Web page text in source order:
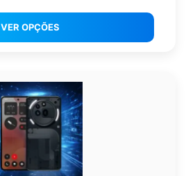
VER OPÇÕES